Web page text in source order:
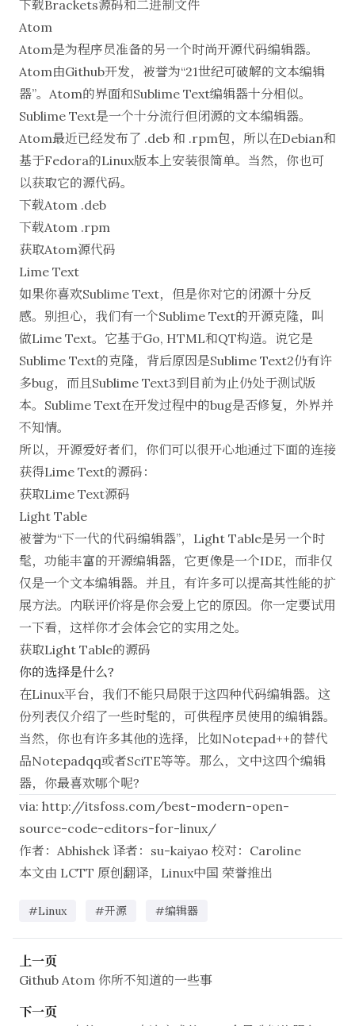
下载Brackets源码和二进制文件
Atom
Atom是为程序员准备的另一个时尚开源代码编辑器。
Atom由Github开发，被誉为“21世纪可破解的文本编辑
器”。Atom的界面和Sublime Text编辑器十分相似。
Sublime Text是一个十分流行但闭源的文本编辑器。
Atom最近已经发布了 .deb 和 .rpm包，所以在Debian和
基于Fedora的Linux版本上安装很简单。当然，你也可
以获取它的源代码。
下载Atom .deb
下载Atom .rpm
获取Atom源代码
Lime Text
如果你喜欢Sublime Text，但是你对它的闭源十分反
感。别担心，我们有一个Sublime Text的开源克隆，叫
做Lime Text。它基于Go, HTML和QT构造。说它是
Sublime Text的克隆，背后原因是Sublime Text2仍有许
多bug，而且Sublime Text3到目前为止仍处于测试版
本。Sublime Text在开发过程中的bug是否修复，外界并
不知情。
所以，开源爱好者们，你们可以很开心地通过下面的连接
获得Lime Text的源码：
获取Lime Text源码
Light Table
被誉为“下一代的代码编辑器”， Light Table是另一个时
髦，功能丰富的开源编辑器，它更像是一个IDE，而非仅
仅是一个文本编辑器。并且，有许多可以提高其性能的扩
展方法。内联评价将是你会爱上它的原因。你一定要试用
一下看，这样你才会体会它的实用之处。
获取Light Table的源码
你的选择是什么?
在Linux平台，我们不能只局限于这四种代码编辑器。这
份列表仅介绍了一些时髦的，可供程序员使用的编辑器。
当然，你也有许多其他的选择，比如Notepad++的替代
品Notepadqq或者SciTE等等。那么，文中这四个编辑
器，你最喜欢哪个呢?
via: http://itsfoss.com/best-modern-open-
source-code-editors-for-linux/
作者： Abhishek 译者： su-kaiyao 校对： Caroline
本文由 LCTT 原创翻译， Linux中国 荣誉推出
#Linux #开源 #编辑器
上一页
Github Atom 你所不知道的一些事
下一页